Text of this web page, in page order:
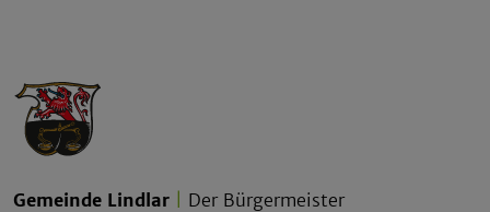
Gemeinde Lindlar Der Bürgermeister